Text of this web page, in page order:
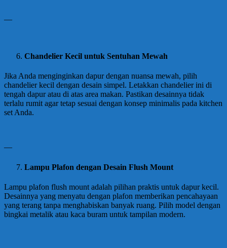
—
Chandelier Kecil untuk Sentuhan Mewah
Jika Anda menginginkan dapur dengan nuansa mewah, pilih
chandelier kecil dengan desain simpel. Letakkan chandelier ini di
tengah dapur atau di atas area makan. Pastikan desainnya tidak
terlalu rumit agar tetap sesuai dengan konsep minimalis pada kitchen
set Anda.
—
Lampu Plafon dengan Desain Flush Mount
Lampu plafon flush mount adalah pilihan praktis untuk dapur kecil.
Desainnya yang menyatu dengan plafon memberikan pencahayaan
yang terang tanpa menghabiskan banyak ruang. Pilih model dengan
bingkai metalik atau kaca buram untuk tampilan modern.